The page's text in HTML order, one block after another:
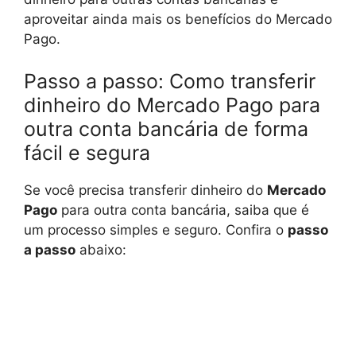
aproveitar ainda mais os benefícios do Mercado
Pago.
Passo a passo: Como transferir
dinheiro do Mercado Pago para
outra conta bancária de forma
fácil e segura
Se você precisa transferir dinheiro do Mercado
Pago para outra conta bancária, saiba que é
um processo simples e seguro. Confira o passo
a passo abaixo: